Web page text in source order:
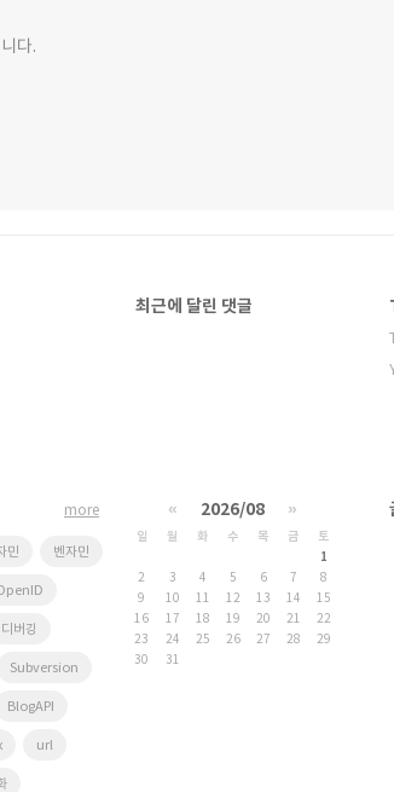
다.
최근에 달린 댓글
민 벤자민
디버깅
Subversion
BlogAPI
url
more « 2026/08 »
일 월 화 수 목 금
토
1
2
3 4 5 6 7
8
9
10 11 12 13 14
15
16
17 18 19 20 21
22
23
24 25 26 27 28
29
30
31